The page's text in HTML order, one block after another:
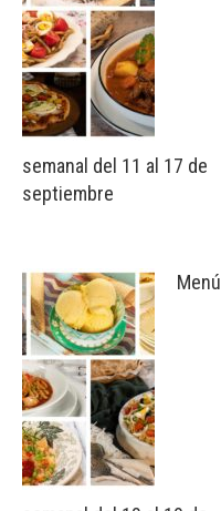
semanal del 11 al 17 de
septiembre
Menú